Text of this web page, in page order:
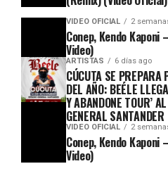
VIDEO OFICIAL 2
Conep, Kendo Kaponi
Video)
ARTISTAS 6 días ago
CÚCUTA SE PREPARA
DEL AÑO: BEÉLE
Y ABANDONE TOUR’
GENERAL SANTANDER
VIDEO OFICIAL 2
Conep, Kendo Kaponi
Video)